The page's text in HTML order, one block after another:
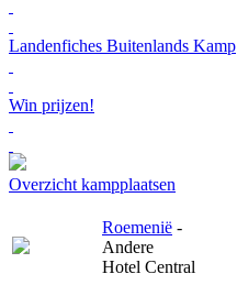
Landenfiches Buitenlands Kamp
Win prijzen!
Overzicht kampplaatsen
Roemenië -
Andere
Hotel Central